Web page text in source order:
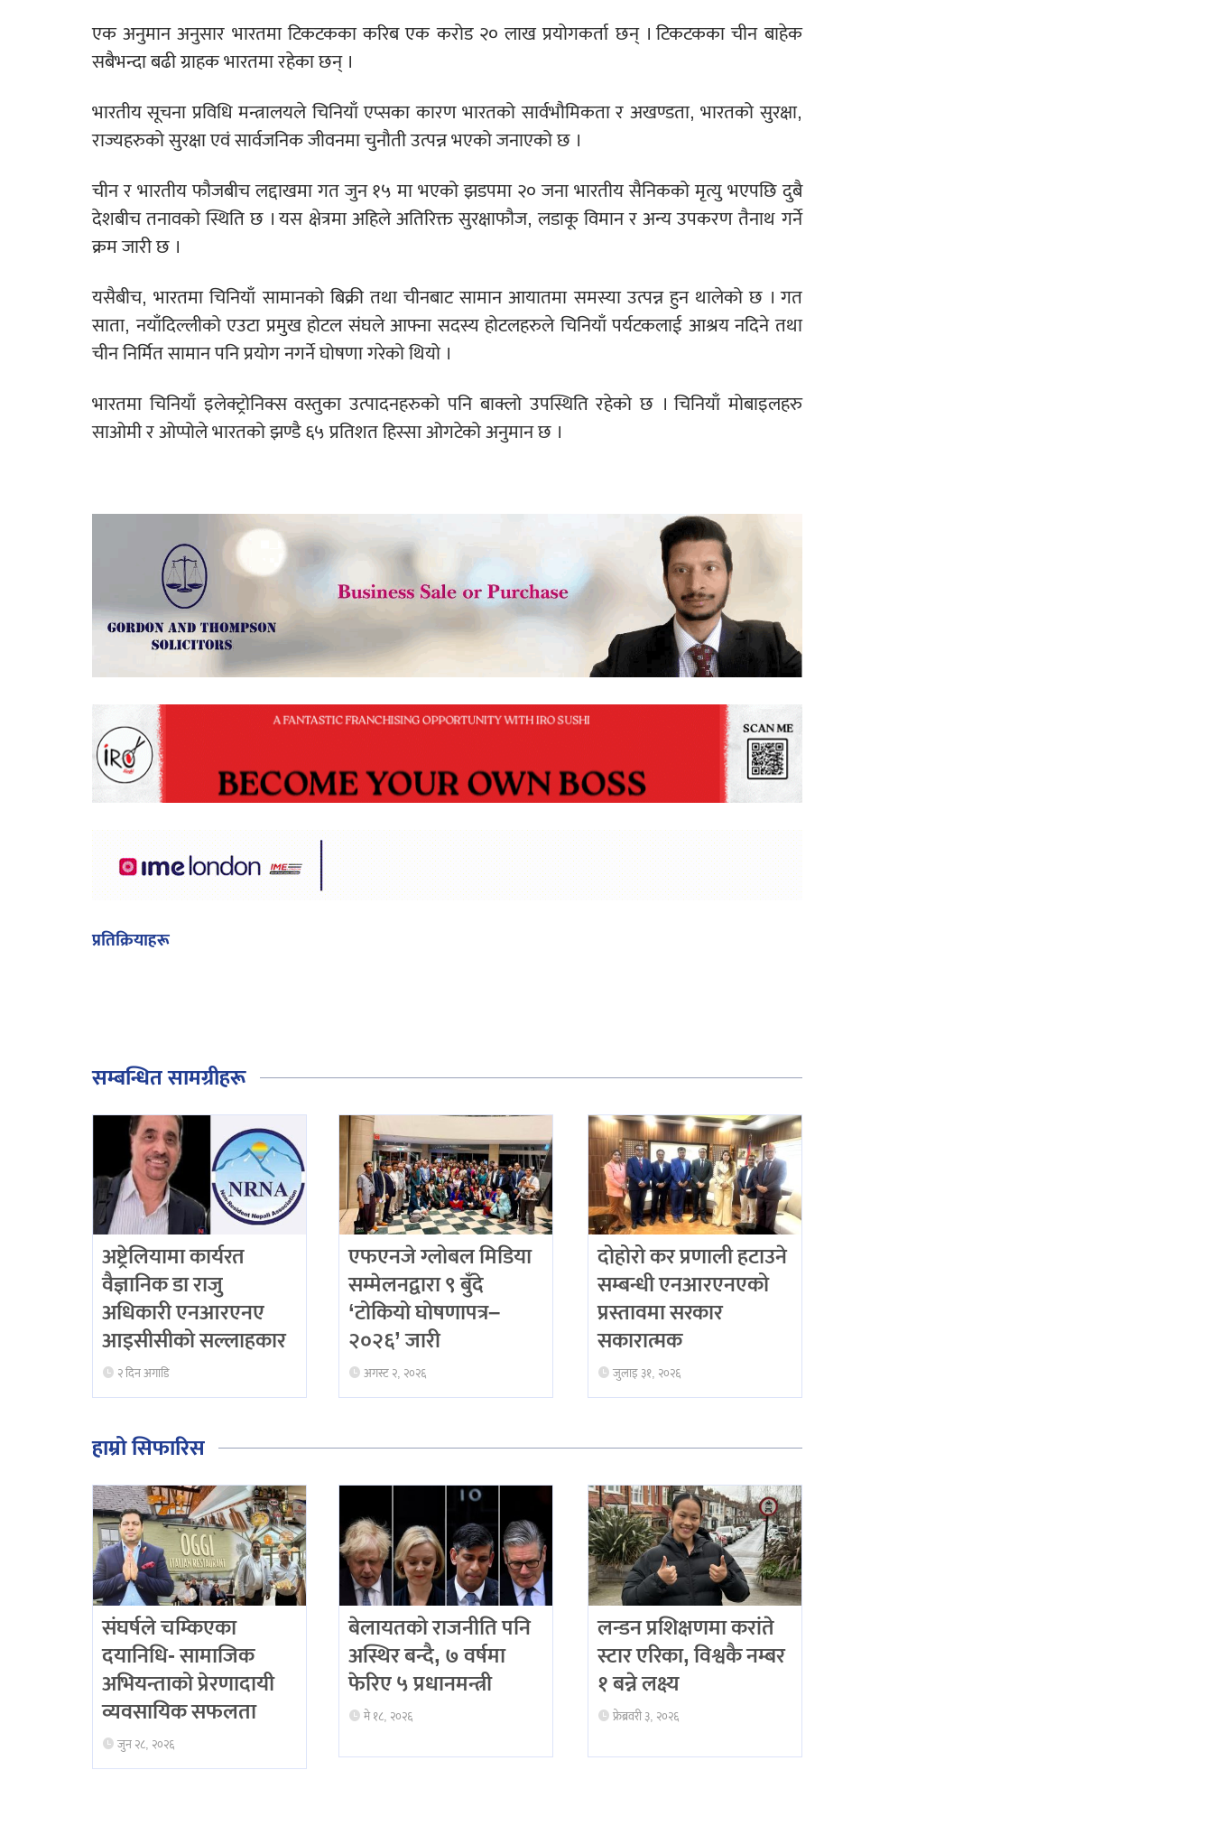
एक अनुमान अनुसार भारतमा टिकटकका करिब एक करोड २० लाख प्रयोगकर्ता छन् । टिकटकका चीन बाहेक
सबैभन्दा बढी ग्राहक भारतमा रहेका छन् ।
भारतीय सूचना प्रविधि मन्त्रालयले चिनियाँ एप्सका कारण भारतको सार्वभौमिकता र अखण्डता, भारतको सुरक्षा,
राज्यहरुको सुरक्षा एवं सार्वजनिक जीवनमा चुनौती उत्पन्न भएको जनाएको छ ।
चीन र भारतीय फौजबीच लद्दाखमा गत जुन १५ मा भएको झडपमा २० जना भारतीय सैनिकको मृत्यु भएपछि दुबै
देशबीच तनावको स्थिति छ । यस क्षेत्रमा अहिले अतिरिक्त सुरक्षाफौज, लडाकू विमान र अन्य उपकरण तैनाथ गर्ने
क्रम जारी छ ।
यसैबीच, भारतमा चिनियाँ सामानको बिक्री तथा चीनबाट सामान आयातमा समस्या उत्पन्न हुन थालेको छ । गत
साता, नयाँदिल्लीको एउटा प्रमुख होटल संघले आफ्ना सदस्य होटलहरुले चिनियाँ पर्यटकलाई आश्रय नदिने तथा
चीन निर्मित सामान पनि प्रयोग नगर्ने घोषणा गरेको थियो ।
भारतमा चिनियाँ इलेक्ट्रोनिक्स वस्तुका उत्पादनहरुको पनि बाक्लो उपस्थिति रहेको छ । चिनियाँ मोबाइलहरु
साओमी र ओप्पोले भारतको झण्डै ६५ प्रतिशत हिस्सा ओगटेको अनुमान छ ।
प्रतिक्रियाहरू
सम्बन्धित सामग्रीहरू
अष्ट्रेलियामा कार्यरत
वैज्ञानिक डा राजु
अधिकारी एनआरएनए
आइसीसीको सल्लाहकार
२ दिन अगाडि
एफएनजे ग्लोबल मिडिया
सम्मेलनद्वारा ९ बुँदे
‘टोकियो घोषणापत्र–
२०२६’ जारी
अगस्ट २, २०२६
दोहोरो कर प्रणाली हटाउने
सम्बन्धी एनआरएनएको
प्रस्तावमा सरकार
सकारात्मक
जुलाइ ३१, २०२६
हाम्रो सिफारिस
संघर्षले चम्किएका
दयानिधि- सामाजिक
अभियन्ताको प्रेरणादायी
व्यवसायिक सफलता
जुन २८, २०२६
बेलायतको राजनीति पनि
अस्थिर बन्दै, ७ वर्षमा
फेरिए ५ प्रधानमन्त्री
मे १८, २०२६
लन्डन प्रशिक्षणमा करांते
स्टार एरिका, विश्वकै नम्बर
१ बन्ने लक्ष्य
फ्रेब्रवरी ३, २०२६